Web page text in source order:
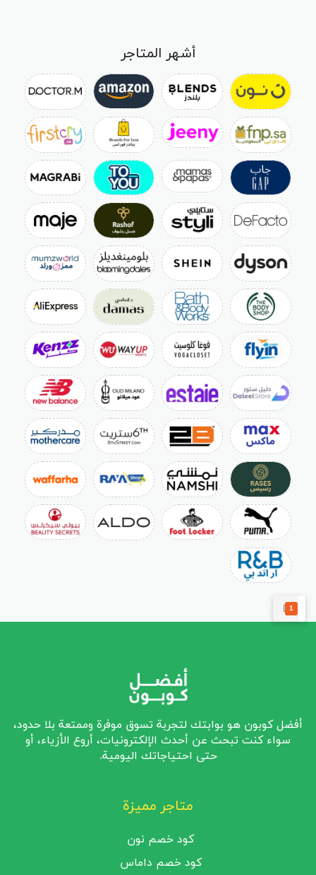
1
أشهر المتاجر
أفضل كوبون هو بوابتك لتجربة تسوق موفرة وممتعة بلا حدود،
سواء كنت تبحث عن أحدث الإلكترونيات، أروع الأزياء، أو
حتى احتياجاتك اليومية.
متاجر مميزة
كود خصم نون
كود خصم داماس